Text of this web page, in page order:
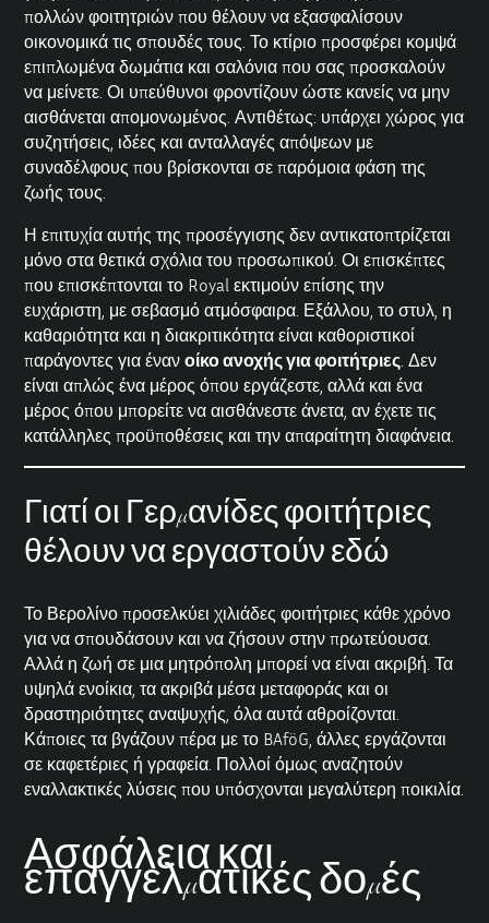
πολλών φοιτητριών που θέλουν να εξασφαλίσουν
οικονομικά τις σπουδές τους. Το κτίριο προσφέρει κομψά
επιπλωμένα δωμάτια και σαλόνια που σας προσκαλούν
να μείνετε. Οι υπεύθυνοι φροντίζουν ώστε κανείς να μην
αισθάνεται απομονωμένος. Αντιθέτως: υπάρχει χώρος για
συζητήσεις, ιδέες και ανταλλαγές απόψεων με
συναδέλφους που βρίσκονται σε παρόμοια φάση της
ζωής τους.
Η επιτυχία αυτής της προσέγγισης δεν αντικατοπτρίζεται
μόνο στα θετικά σχόλια του προσωπικού. Οι επισκέπτες
που επισκέπτονται το Royal εκτιμούν επίσης την
ευχάριστη, με σεβασμό ατμόσφαιρα. Εξάλλου, το στυλ, η
καθαριότητα και η διακριτικότητα είναι καθοριστικοί
παράγοντες για ένανοίκο ανοχής για φοιτήτριες . Δεν
είναι απλώς ένα μέρος όπου εργάζεστε, αλλά και ένα
μέρος όπου μπορείτε να αισθάνεστε άνετα, αν έχετε τις
κατάλληλες προϋποθέσεις και την απαραίτητη διαφάνεια.
Γιατί οι Γερμανίδες φοιτήτριες
θέλουν να εργαστούν εδώ
Το Βερολίνο προσελκύει χιλιάδες φοιτήτριες κάθε χρόνο
για να σπουδάσουν και να ζήσουν στην πρωτεύουσα.
Αλλά η ζωή σε μια μητρόπολη μπορεί να είναι ακριβή. Τα
υψηλά ενοίκια, τα ακριβά μέσα μεταφοράς και οι
δραστηριότητες αναψυχής, όλα αυτά αθροίζονται.
Κάποιες τα βγάζουν πέρα με το BAföG, άλλες εργάζονται
σε καφετέριες ή γραφεία. Πολλοί όμως αναζητούν
εναλλακτικές λύσεις που υπόσχονται μεγαλύτερη ποικιλία.
Ασφάλεια και
επαγγελματικές δομές